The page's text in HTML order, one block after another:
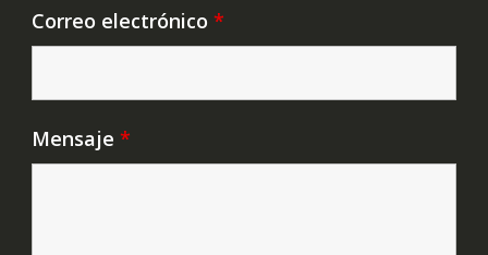
Correo electrónico *
Mensaje *